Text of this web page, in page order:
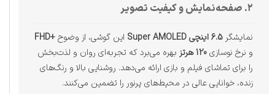
۲. صفحه‌نمایش و کیفیت تصویر
نمایشگر 6.5 اینچی Super AMOLED این گوشی، از وضوح+FHD
و نرخ نوسازی120 هرتز
بهره می‌برد که تجربه‌ای روان و لذت‌بخش
را برای تماشای فیلم و بازی ارائه می‌دهد. روشنایی بالا و رنگ‌های
زنده، خوانایی عالی در محیط‌های پرنور را تضمین می‌کنند.